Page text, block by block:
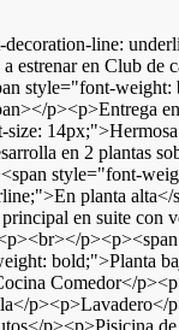
line:
estrenar en Club de
style="font-weight:
p><p>Entrega
14px;">Hermosa
en 2 plantas
style="font-
planta alta</
en suite con
bold;">Planta
Comedor</
p><p>Lavadero</
p><p>Pisicina